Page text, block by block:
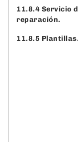
11.8.4 Servicio
reparación.
11.8.5